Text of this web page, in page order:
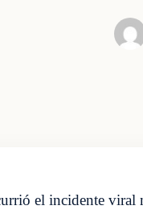
el incidente